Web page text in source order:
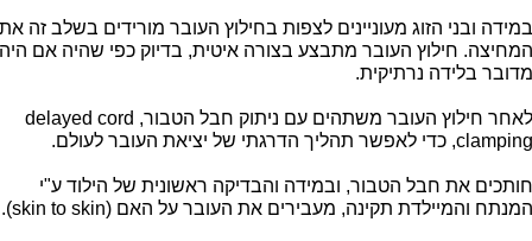
במידה ובני הזוג מעוניינים לצפות בחילוץ העובר מורידים בשלב זה את
המחיצה. חילוץ העובר מתבצע בצורה איטית, בדיוק כפי שהיה אם היה
מדובר בלידה נרתיקית.
לאחר חילוץ העובר משתהים עם ניתוק חבל הטבור, delayed cord
clamping, כדי לאפשר תהליך הדרגתי של יציאת העובר לעולם.
חותכים את חבל הטבור, ובמידה והבדיקה ראשונית של הילוד ע"י
המנתח והמיילדת תקינה, מעבירים את העובר על האם (skin to skin).